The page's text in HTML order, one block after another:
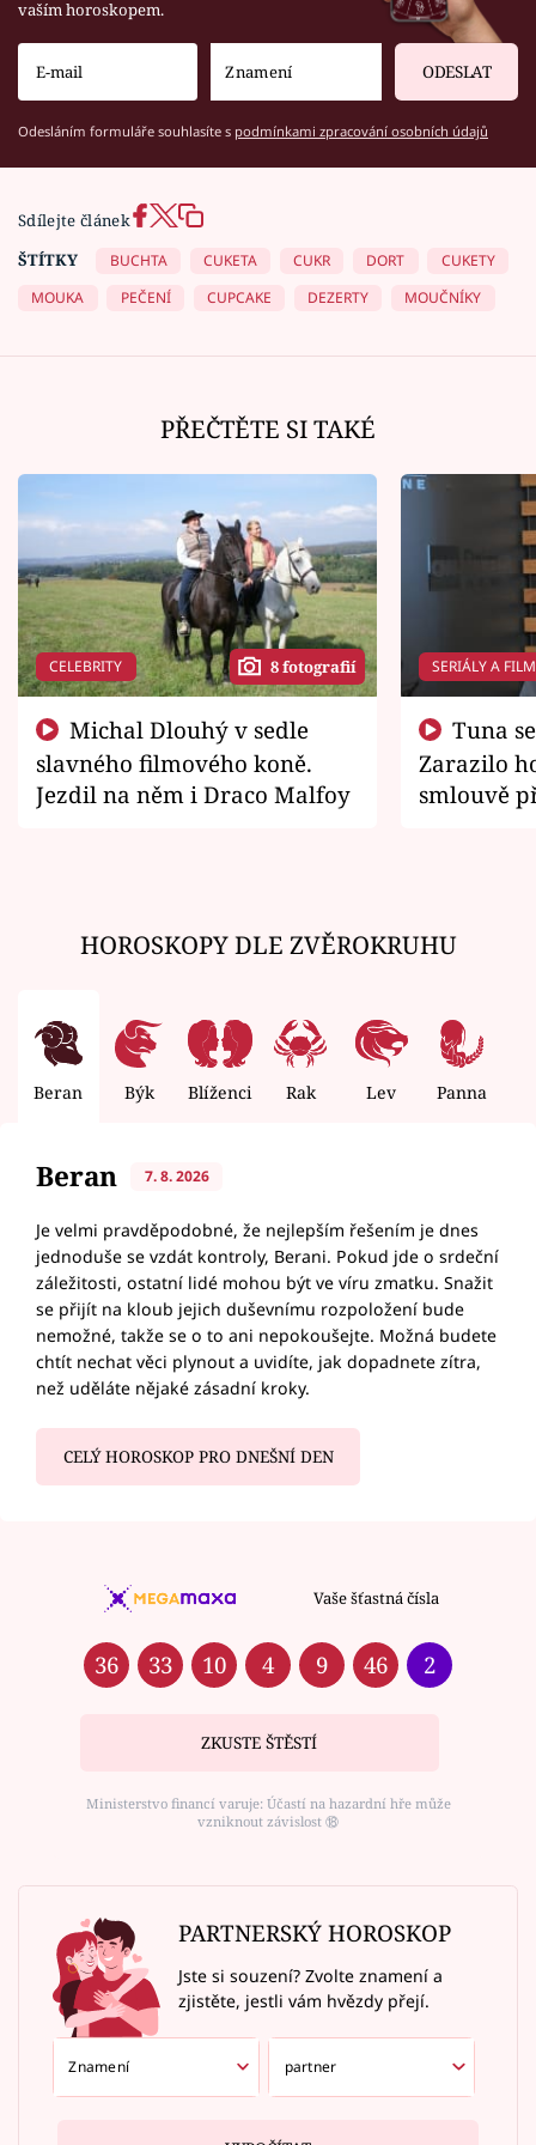
vaším horoskopem.
ODESLAT
Odesláním formuláře souhlasíte s podmínkami zpracování osobních údajů
Sdílejte článek
ŠTÍTKY
BUCHTA CUKETA CUKR DORT
CUKETY
MOUKA
PEČENÍ CUPCAKE DEZERTY MOUČNÍKY
PŘEČTĚTE SI TAKÉ
CELEBRITY 8 fotografií
slavného filmového koně.
Jezdil na něm i Draco Malfoy
SERIÁLY A
Zarazilo
smlouvě
HOROSKOPY DLE ZVĚROKRUHU
Beran Býk Blíženci Rak Lev Panna
Beran 7. 8. 2026
Je velmi pravděpodobné, že nejlepším řešením je dnes
jednoduše se vzdát kontroly, Berani. Pokud jde o srdeční
záležitosti, ostatní lidé mohou být ve víru zmatku. Snažit
se přijít na kloub jejich duševnímu rozpoložení bude
nemožné, takže se o to ani nepokoušejte. Možná budete
chtít nechat věci plynout a uvidíte, jak dopadnete zítra,
než uděláte nějaké zásadní kroky.
CELÝ HOROSKOP PRO DNEŠNÍ DEN
Vaše šťastná čísla
36 33 10 4 9 46 2
ZKUSTE ŠTĚSTÍ
Ministerstvo financí varuje: Účastí na hazardní hře může
vzniknout závislost ⑱
PARTNERSKÝ HOROSKOP
Jste si souzení? Zvolte znamení a
zjistěte, jestli vám hvězdy přejí.